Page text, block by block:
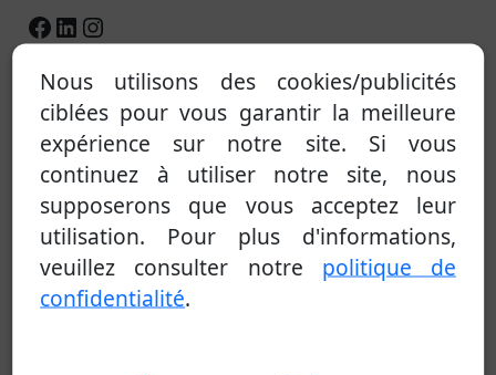
Facebook LinkedIn Instagram
Prénom - Nom
First Last
Société
Téléphone
Nous utilisons des cookies/publicités
ciblées pour vous garantir la meilleure
expérience sur notre site. Si vous
continuez à utiliser notre site, nous
supposerons que vous acceptez leur
utilisation. Pour plus d'informations,
veuillez consulter notre politique de
confidentialité.